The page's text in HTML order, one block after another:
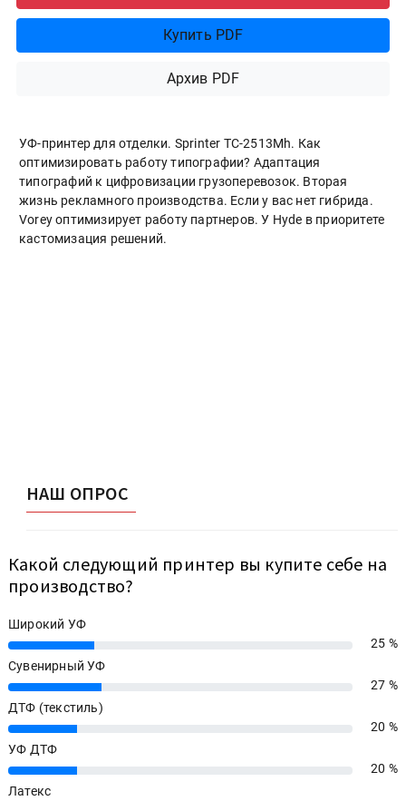
Купить PDF
Архив PDF
УФ-принтер для отделки. Sprinter ТС-2513Mh. Как
оптимизировать работу типографии? Адаптация
типографий к цифровизации грузоперевозок. Вторая
жизнь рекламного производства. Если у вас нет гибрида.
Vorey оптимизирует работу партнеров. У Hyde в приоритете
кастомизация решений.
НАШ ОПРОС
Какой следующий принтер вы купите себе на
производство?
Широкий УФ
25%
25 %
Сувенирный УФ
27%
27 %
ДТФ (текстиль)
20%
20 %
УФ ДТФ
20%
20 %
Латекс